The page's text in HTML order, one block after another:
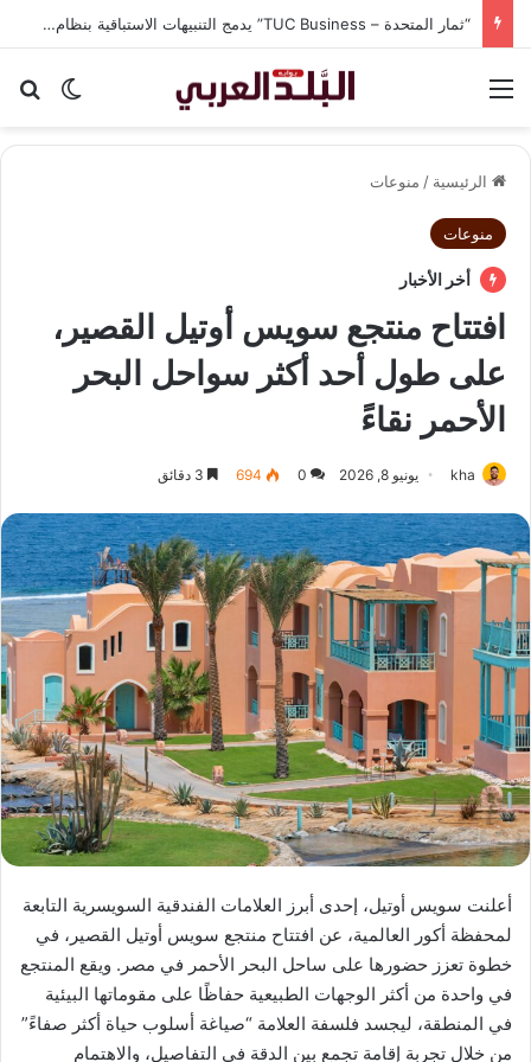
ABAN Resort.. مشروع سياحي يواكب تطلعات الضيافة الحديثة في المملكة
الوضع
الرئيسية / منوعات
منوعات
أخر الأخبار
افتتاح منتجع سويس أوتيل القصير،
على طول أحد أكثر سواحل البحر
الأحمر نقاءً
kha يونيو 8, 2026 0
694
أعلنت سويس أوتيل، إحدى أبرز العلامات الفندقية السويسرية التابعة
لمحفظة أكور العالمية، عن افتتاح منتجع سويس أوتيل القصير، في
خطوة تعزز حضورها على ساحل البحر الأحمر في مصر. ويقع المنتجع
في واحدة من أكثر الوجهات الطبيعية حفاظًا على مقوماتها البيئية
في المنطقة، ليجسد فلسفة العلامة “صياغة أسلوب حياة أكثر صفاءً”
من خلال تجربة إقامة تجمع بين الدقة في التفاصيل، والاهتمام